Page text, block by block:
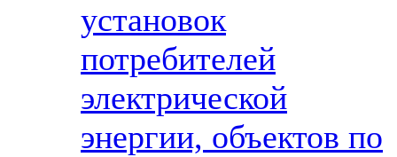
установок
потребителей
электрической
энергии, объектов по